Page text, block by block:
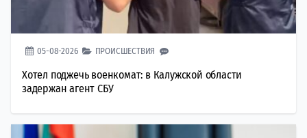
05-08-2026 ПРОИСШЕСТВИЯ
Хотел поджечь военкомат: в Калужской области
задержан агент СБУ